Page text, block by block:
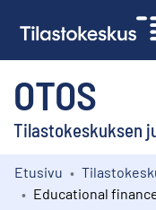
OTOS
Tilastokeskuksen
Kokoelmat
Etusivu
Educational